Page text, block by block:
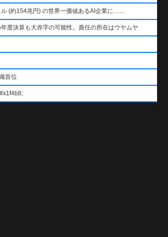
(約154兆円) の世界一価値あるAI企業に……
度決算も大赤字の可能性。責任の所在はウヤムヤ
首位